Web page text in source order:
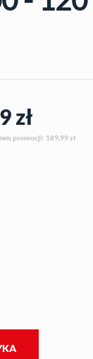
zł
promocji: 189,99zł